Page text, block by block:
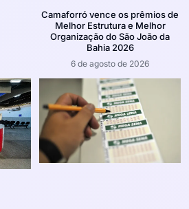
Camaforró vence os prêmios de
Melhor Estrutura e Melhor
Organização do São João da
Bahia 2026
6 de agosto de 2026